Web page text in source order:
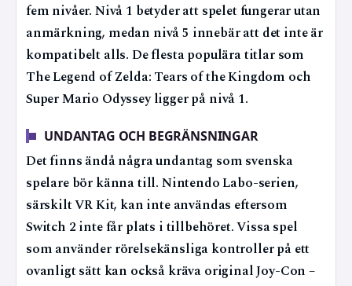
fem nivåer. Nivå 1 betyder att spelet fungerar utan
anmärkning, medan nivå 5 innebär att det inte är
kompatibelt alls. De flesta populära titlar som
The Legend of Zelda: Tears of the Kingdom och
Super Mario Odyssey ligger på nivå 1.
UNDANTAG OCH BEGRÄNSNINGAR
Det finns ändå några undantag som svenska
spelare bör känna till. Nintendo Labo-serien,
särskilt VR Kit, kan inte användas eftersom
Switch 2 inte får plats i tillbehöret. Vissa spel
som använder rörelsekänsliga kontroller på ett
ovanligt sätt kan också kräva original Joy-Con –